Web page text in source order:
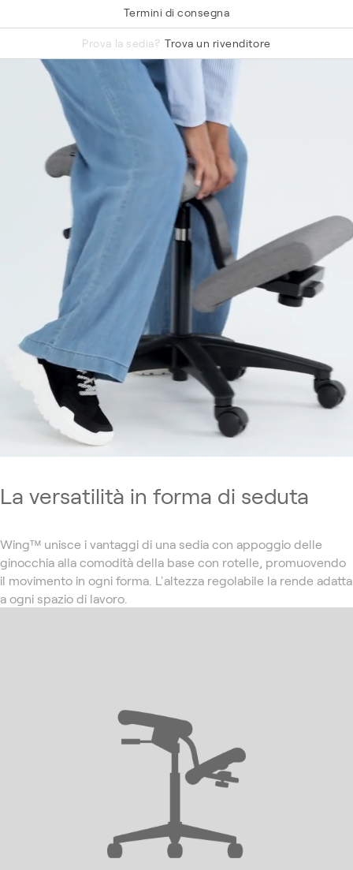
Termini di consegna
Prova la sedia? Trova un rivenditore
Re-Wool 648
La versatilità in forma di seduta
Wing™ unisce i vantaggi di una sedia con appoggio delle
ginocchia alla comodità della base con rotelle, promuovendo
il movimento in ogni forma. L'altezza regolabile la rende adatta
a ogni spazio di lavoro.